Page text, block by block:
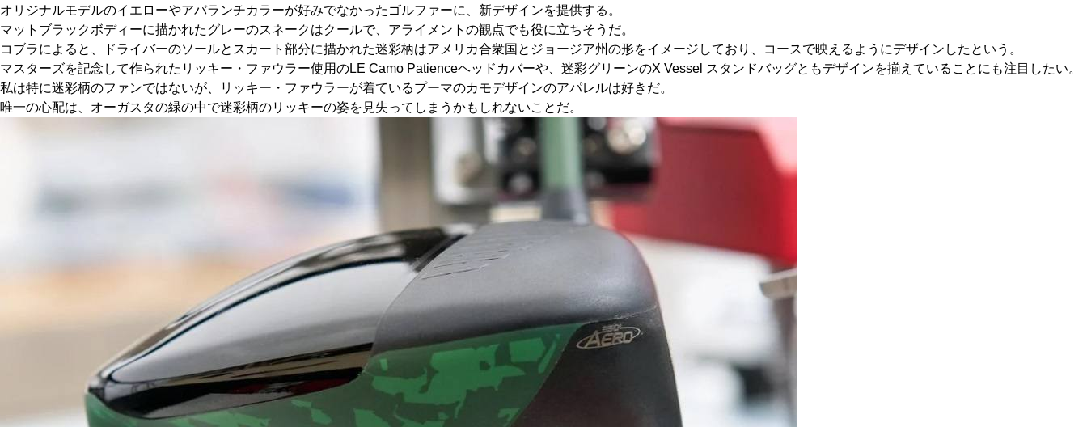
オリジナルモデルのイエローやアバランチカラーが好みでなかったゴルファーに、新デザインを提供する。
マットブラックボディーに描かれたグレーのスネークはクールで、アライメントの観点でも役に立ちそうだ。
コブラによると、ドライバーのソールとスカート部分に描かれた迷彩柄はアメリカ合衆国とジョージア州の形をイメージしており、コースで映えるようにデザインしたという。
マスターズを記念して作られたリッキー・ファウラー使用のLE Camo Patienceヘッドカバーや、迷彩グリーンのX Vessel スタンドバッグともデザインを揃えていることにも注目したい。
私は特に迷彩柄のファンではないが、リッキー・ファウラーが着ているプーマのカモデザインのアパレルは好きだ。
唯一の心配は、オーガスタの緑の中で迷彩柄のリッキーの姿を見失ってしまうかもしれないことだ。